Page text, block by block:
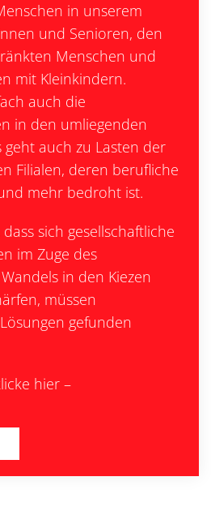
in unserem
und Senioren, den
Menschen und
mit Kleinkindern.
auch die
in den umliegenden
geht auch zu Lasten der
Filialen, deren berufliche
mehr bedroht ist.
sich gesellschaftliche
im Zuge des
in den Kiezen
müssen
gefunden
hier –